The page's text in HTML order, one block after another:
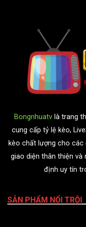
Bongnhuatv là trang
cung cấp tỷ lệ kèo,
kèo chất lượng cho các
giao diện thân thiện và
định uy tín
SẢN PHẨM NỔI TRỘI